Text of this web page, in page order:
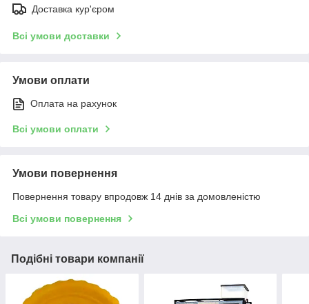
Доставка кур'єром
Всі умови доставки
Умови оплати
Оплата на рахунок
Всі умови оплати
Умови повернення
Повернення товару впродовж 14 днів за домовленістю
Всі умови повернення
Подібні товари компанії